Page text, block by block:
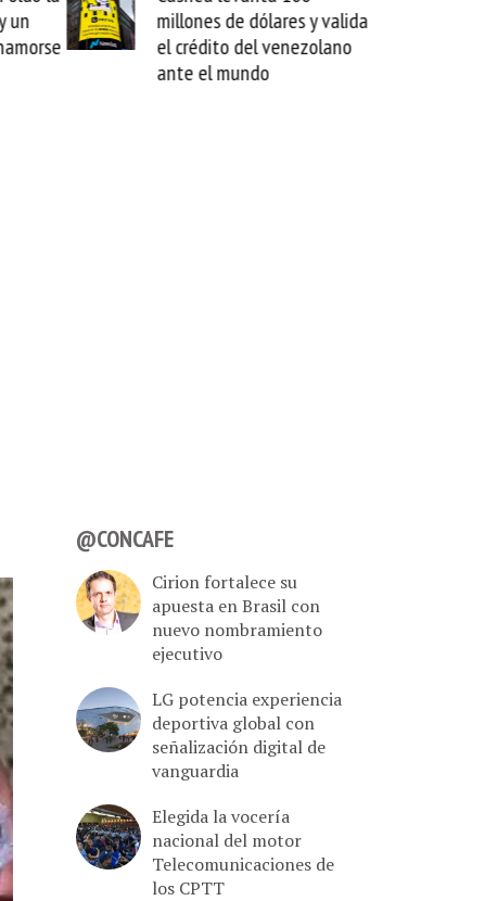
un
millones de dólares y valida
el crédito del venezolano
ante el mundo
@CONCAFE
Cirion fortalece su
apuesta en Brasil con
nuevo nombramiento
ejecutivo
LG potencia experiencia
deportiva global con
señalización digital de
vanguardia
Elegida la vocería
nacional del motor
Telecomunicaciones de
los CPTT